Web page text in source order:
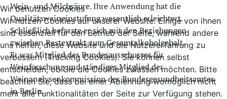
Wein- und Milchsäure. Ihre Anwendung hat die
Qualitätsweineinstufung wesentlich erleichtert.
Schließlich befasste er sich mit den Beziehungen
zwischen Restextrakt zum Gesamtalkoholgehalt.
Er war Mitglied des Bundesausschusses für
Weinforschung und ständiges Mitglied der
Weinanalysenkommission des Bundesgesundheitsamtes
in Berlin.
Wir benutzen Cookies
Wir nutzen Cookies auf unserer Website. Einige von ihnen
sind essenziell für den Betrieb der Seite, während andere
uns helfen, diese Website und die Nutzererfahrung zu
verbessern (Tracking Cookies). Sie können selbst
entscheiden, ob Sie die Cookies zulassen möchten. Bitte
beachten Sie, dass bei einer Ablehnung womöglich nicht
mehr alle Funktionalitäten der Seite zur Verfügung stehen.